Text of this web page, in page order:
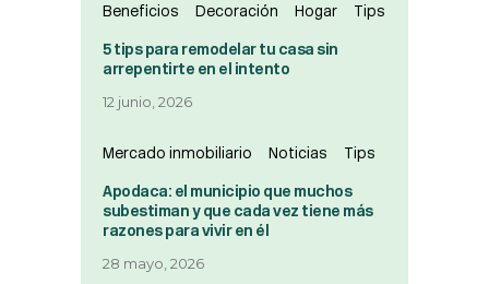
Beneficios Decoración Hogar Tips
5 tips para remodelar tu casa sin
arrepentirte en el intento
12 junio, 2026
Mercado inmobiliario Noticias Tips
Apodaca: el municipio que muchos
subestiman y que cada vez tiene más
razones para vivir en él
28 mayo, 2026